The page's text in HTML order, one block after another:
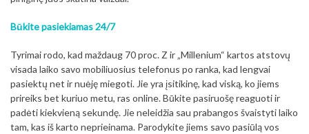
Būkite pasiekiamas 24/7
Tyrimai rodo, kad maždaug 70 proc. Z ir „Millenium“ kartos atstovų
visada laiko savo mobiliuosius telefonus po ranka, kad lengvai
pasiektų net ir nuėję miegoti. Jie yra įsitikinę, kad viską, ko jiems
prireiks bet kuriuo metu, ras online. Būkite pasiruošę reaguoti ir
padėti kiekvieną sekundę. Jie neleidžia sau prabangos švaistyti laiko
tam, kas iš karto neprieinama. Parodykite jiems savo pasiūlą vos